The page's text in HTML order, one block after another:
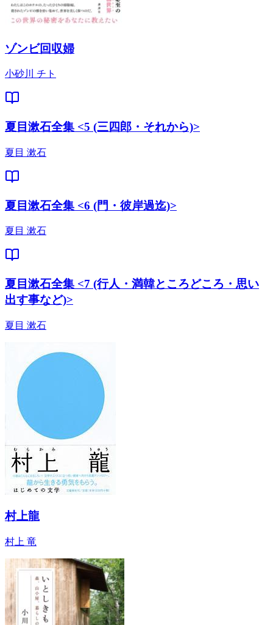
ゾンビ回収婦
小砂川 チト
夏目漱石全集 <5 (三四郎・それから)>
夏目 漱石
夏目漱石全集 <6 (門・彼岸過迄)>
夏目 漱石
夏目漱石全集 <7 (行人・満韓ところどころ・思い
出す事など)>
夏目 漱石
村上龍
村上 竜